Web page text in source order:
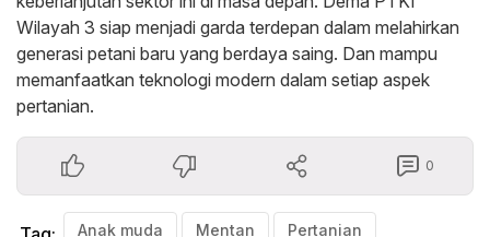
Wilayah 3 siap menjadi garda terdepan dalam melahirkan
generasi petani baru yang berdaya saing. Dan mampu
memanfaatkan teknologi modern dalam setiap aspek
pertanian.
0
Anak muda Mentan Pertanian